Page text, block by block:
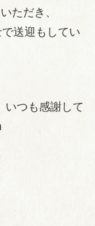
ただき、
送迎もしてい
いつも感謝して